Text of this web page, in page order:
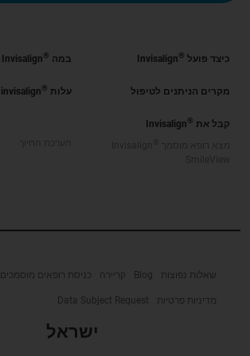
כיצד פועל ®
Invisalign במה ®Invisalign שונה?
מקרים הניתנים לטיפול עלות ®
invisalign
קבל את ®
Invisalign
שאלות נפוצות Blog קריירה כניסת רופאים מוסמכים
מדיניות פרטיות Data Subject Request
ישראל